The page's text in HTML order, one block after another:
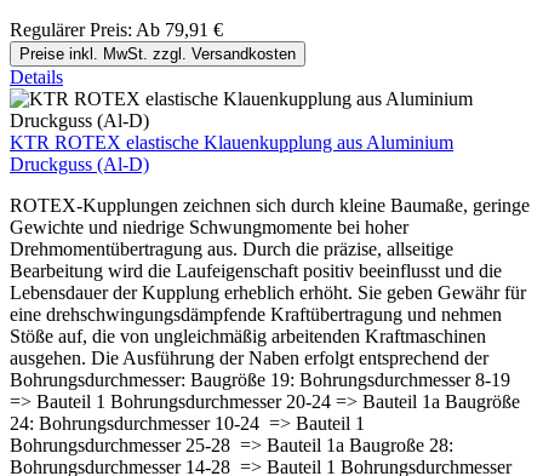
Regulärer Preis: Ab 79,91 €
Preise inkl. MwSt. zzgl. Versandkosten
Details
KTR ROTEX elastische Klauenkupplung aus Aluminium
Druckguss (Al-D)
ROTEX-Kupplungen zeichnen sich durch kleine Baumaße, geringe
Gewichte und niedrige Schwungmomente bei hoher
Drehmomentübertragung aus. Durch die präzise, allseitige
Bearbeitung wird die Laufeigenschaft positiv beeinflusst und die
Lebensdauer der Kupplung erheblich erhöht. Sie geben Gewähr für
eine drehschwingungsdämpfende Kraftübertragung und nehmen
Stöße auf, die von ungleichmäßig arbeitenden Kraftmaschinen
ausgehen. Die Ausführung der Naben erfolgt entsprechend der
Bohrungsdurchmesser: Baugröße 19: Bohrungsdurchmesser 8-19
=> Bauteil 1 Bohrungsdurchmesser 20-24 => Bauteil 1a Baugröße
24: Bohrungsdurchmesser 10-24 => Bauteil 1
Bohrungsdurchmesser 25-28 => Bauteil 1a Baugroße 28:
Bohrungsdurchmesser 14-28 => Bauteil 1 Bohrungsdurchmesser